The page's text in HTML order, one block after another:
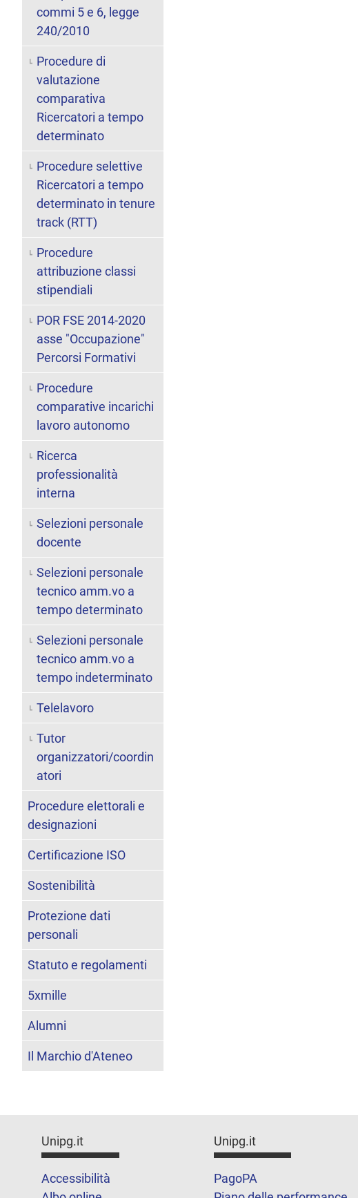
commi 5 e 6, legge
240/2010
Procedure di
valutazione
comparativa
Ricercatori a tempo
determinato
Procedure selettive
Ricercatori a tempo
determinato in tenure
track (RTT)
Procedure
attribuzione classi
stipendiali
POR FSE 2014-2020
asse "Occupazione"
Percorsi Formativi
Procedure
comparative incarichi
lavoro autonomo
Ricerca
professionalità
interna
Selezioni personale
docente
Selezioni personale
tecnico amm.vo a
tempo determinato
Selezioni personale
tecnico amm.vo a
tempo indeterminato
Telelavoro
Tutor
organizzatori/coordin
atori
Procedure elettorali e
designazioni
Certificazione ISO
Sostenibilità
Protezione dati
personali
Statuto e regolamenti
5xmille
Alumni
Il Marchio d'Ateneo
Unipg.it
Accessibilità
Unipg.it
PagoPA